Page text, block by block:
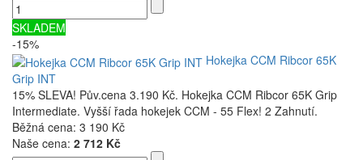
SKLADEM
-15%
Hokejka CCM Ribcor 65K
Grip INT
15% SLEVA! Pův.cena 3.190 Kč. Hokejka CCM Ribcor 65K Grip
Intermediate. Vyšší řada hokejek CCM - 55 Flex! 2 Zahnutí.
Běžná cena: 3 190 Kč
Naše cena: 2 712 Kč